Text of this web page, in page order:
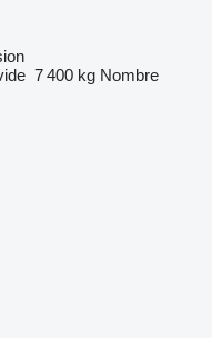
7 400 kg Nombre